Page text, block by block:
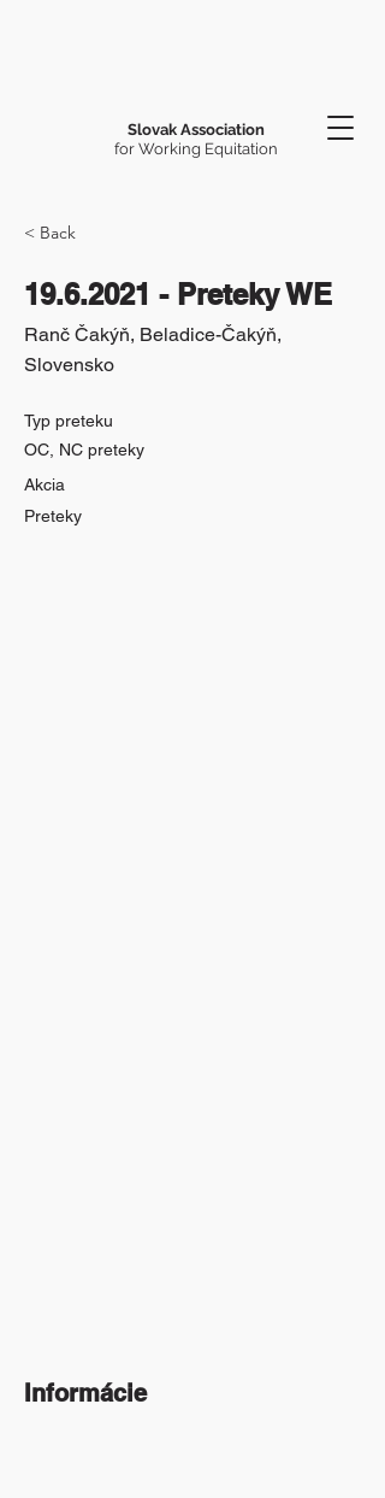
Slovak Association
for Working Equitation
< Back
19.6.2021 - Preteky WE
Ranč Čakýň, Beladice-Čakýň,
Slovensko
Typ preteku
OC, NC preteky
Akcia
Preteky
Informácie